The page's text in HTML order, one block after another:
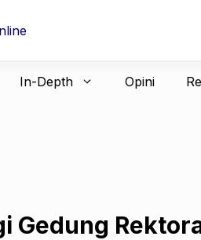
In-Depth Opini
Gedung